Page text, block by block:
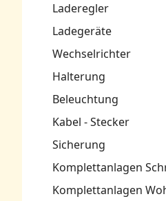
Laderegler
Ladegeräte
Wechselrichter
Halterung
Beleuchtung
Kabel - Stecker
Sicherung
Komplettanlagen
Komplettanlagen